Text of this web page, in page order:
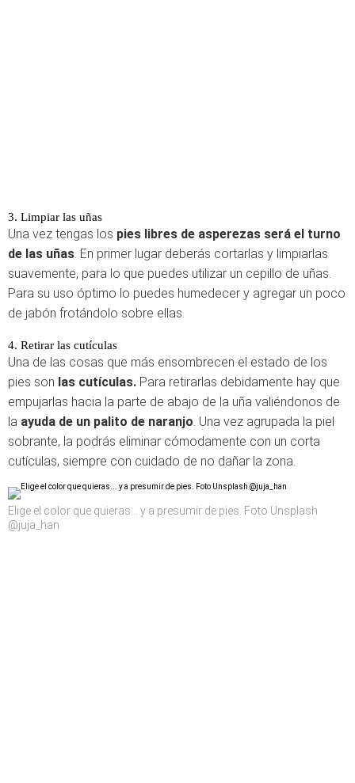
3. Limpiar las uñas
Una vez tengas los pies libres de asperezas será el turno
de las uñas. En primer lugar deberás cortarlas y limpiarlas
suavemente, para lo que puedes utilizar un cepillo de uñas.
Para su uso óptimo lo puedes humedecer y agregar un poco
de jabón frotándolo sobre ellas.
4. Retirar las cutículas
Una de las cosas que más ensombrecen el estado de los
pies son las cutículas. Para retirarlas debidamente hay que
empujarlas hacia la parte de abajo de la uña valiéndonos de
la ayuda de un palito de naranjo. Una vez agrupada la piel
sobrante, la podrás eliminar cómodamente con un corta
cutículas, siempre con cuidado de no dañar la zona.
Elige el color que quieras... y a presumir de pies. Foto Unsplash
@juja_han